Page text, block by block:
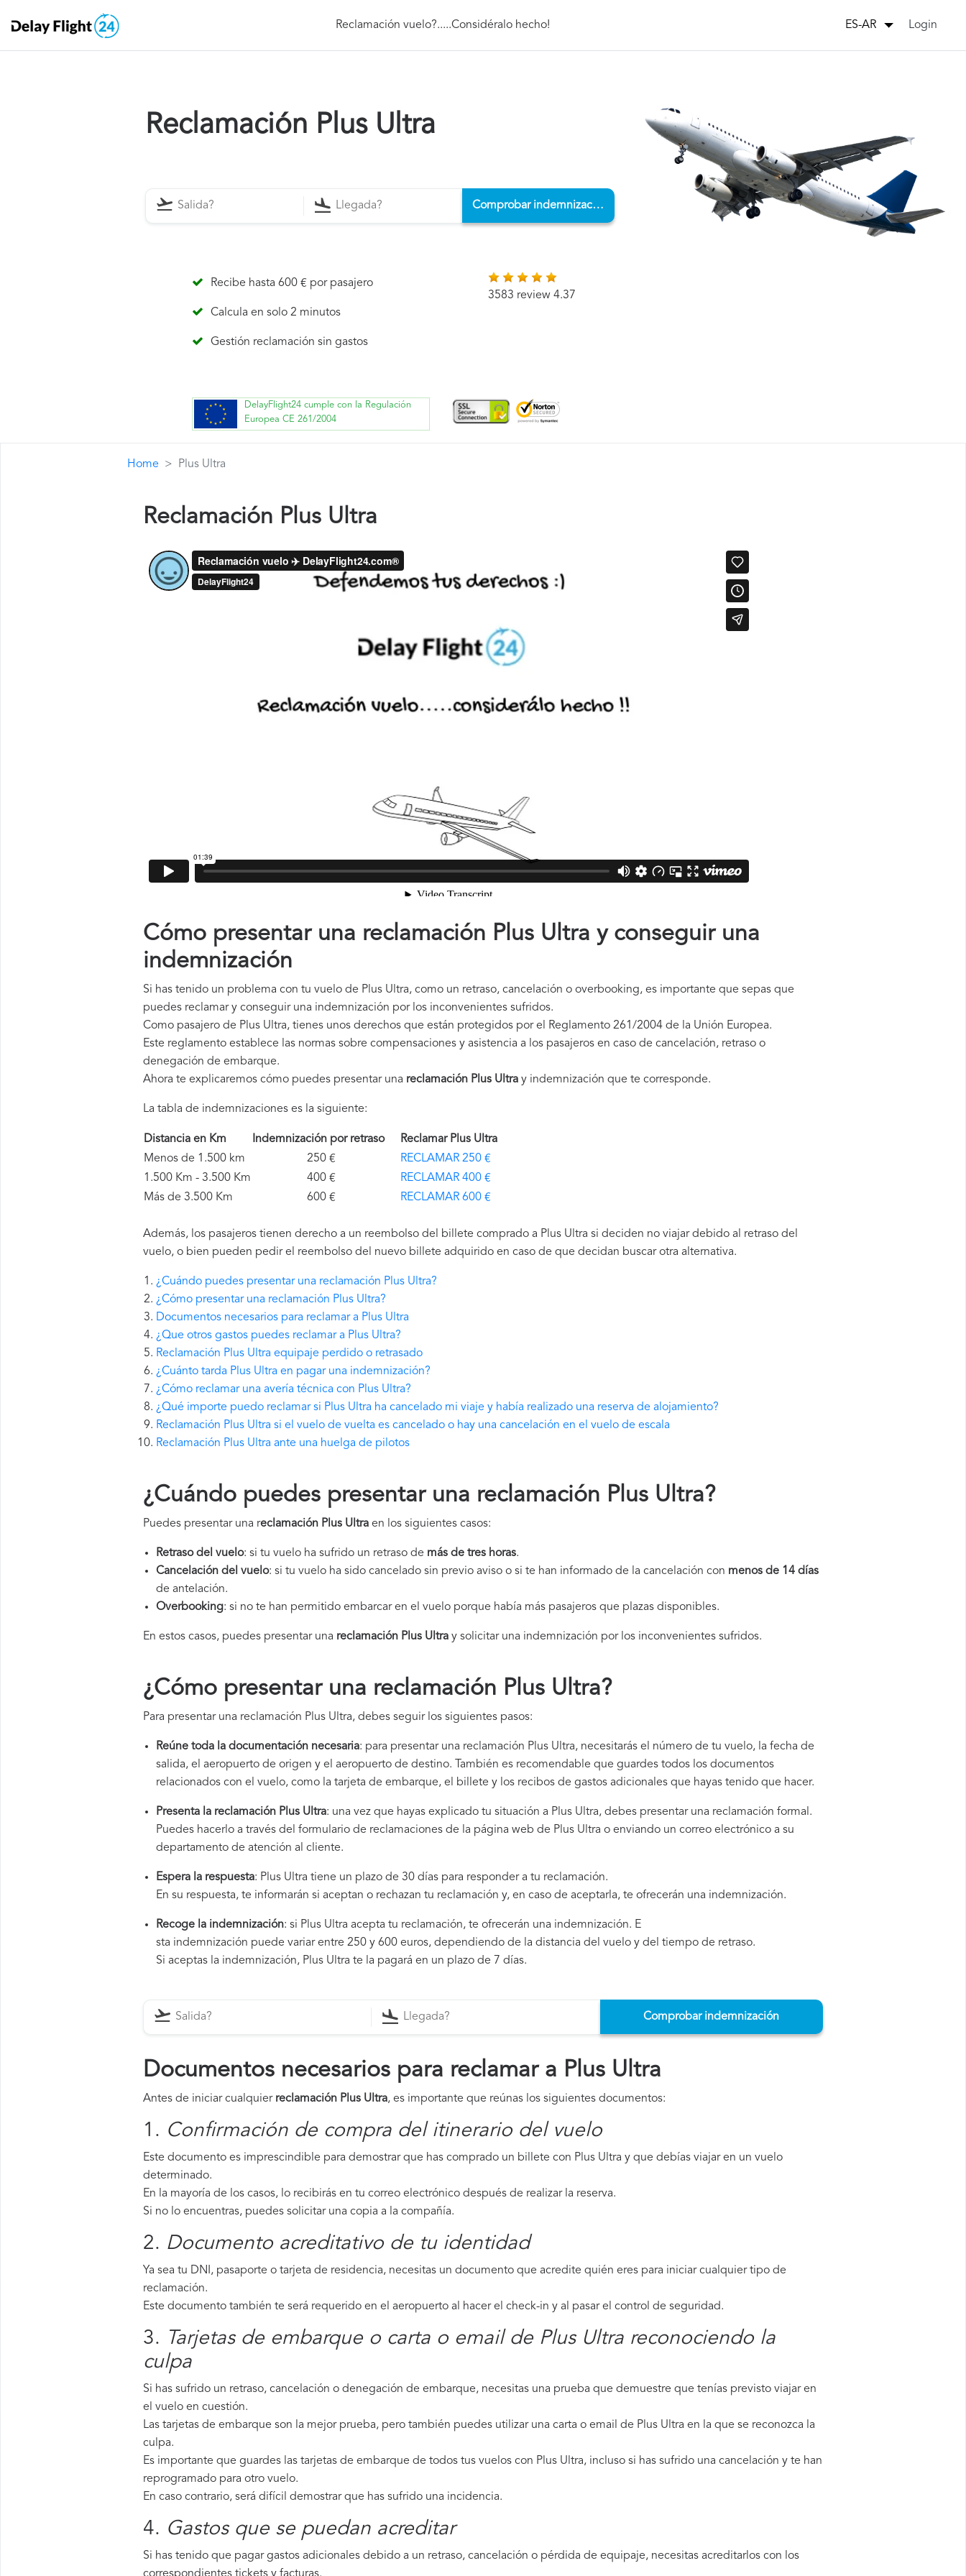
Reclamación vuelo?.....Considéralo hecho! ES-AR Login
Reclamación Plus Ultra
Comprobar indemnización
Recibe hasta 600 € por pasajero
Calcula en solo 2 minutos
Gestión reclamación sin gastos
3583 review 4.37
DelayFlight24 cumple con la Regulación
Europea CE 261/2004
Home Plus Ultra
Reclamación Plus Ultra
Cómo presentar una reclamación Plus Ultra y conseguir una
indemnización
Si has tenido un problema con tu vuelo de Plus Ultra, como un retraso, cancelación o overbooking, es importante que sepas que
puedes reclamar y conseguir una indemnización por los inconvenientes sufridos.
Como pasajero de Plus Ultra, tienes unos derechos que están protegidos por el Reglamento 261/2004 de la Unión Europea.
Este reglamento establece las normas sobre compensaciones y asistencia a los pasajeros en caso de cancelación, retraso o
denegación de embarque.
Ahora te explicaremos cómo puedes presentar una reclamación Plus Ultra y indemnización que te corresponde.
La tabla de indemnizaciones es la siguiente:
Distancia en Km Indemnización por retraso
Reclamar Plus Ultra
Menos de 1.500 km
250 €
RECLAMAR 250 €
1.500 Km - 3.500 Km
400 €
RECLAMAR 400 €
Más de 3.500 Km
600 € RECLAMAR 600 €
Además, los pasajeros tienen derecho a un reembolso del billete comprado a Plus Ultra si deciden no viajar debido al retraso del
vuelo, o bien pueden pedir el reembolso del nuevo billete adquirido en caso de que decidan buscar otra alternativa.
¿Cuándo puedes presentar una reclamación Plus Ultra?
¿Cómo presentar una reclamación Plus Ultra?
Documentos necesarios para reclamar a Plus Ultra
¿Que otros gastos puedes reclamar a Plus Ultra?
Reclamación Plus Ultra equipaje perdido o retrasado
¿Cuánto tarda Plus Ultra en pagar una indemnización?
¿Cómo reclamar una avería técnica con Plus Ultra?
¿Qué importe puedo reclamar si Plus Ultra ha cancelado mi viaje y había realizado una reserva de alojamiento?
Reclamación Plus Ultra si el vuelo de vuelta es cancelado o hay una cancelación en el vuelo de escala
Reclamación Plus Ultra ante una huelga de pilotos
¿Cuándo puedes presentar una reclamación Plus Ultra?
Puedes presentar una reclamación Plus Ultra en los siguientes casos:
Retraso del vuelo: si tu vuelo ha sufrido un retraso de más de tres horas.
Cancelación del vuelo: si tu vuelo ha sido cancelado sin previo aviso o si te han informado de la cancelación con menos de 14 días
de antelación.
Overbooking: si no te han permitido embarcar en el vuelo porque había más pasajeros que plazas disponibles.
En estos casos, puedes presentar una reclamación Plus Ultra​ y solicitar una indemnización por los inconvenientes sufridos.
¿Cómo presentar una reclamación Plus Ultra?
Para presentar una reclamación Plus Ultra, debes seguir los siguientes pasos:
Reúne toda la documentación necesaria: para presentar una reclamación Plus Ultra, necesitarás el número de tu vuelo, la fecha de
salida, el aeropuerto de origen y el aeropuerto de destino. También es recomendable que guardes todos los documentos
relacionados con el vuelo, como la tarjeta de embarque, el billete y los recibos de gastos adicionales que hayas tenido que hacer.
Presenta la reclamación Plus Ultra: una vez que hayas explicado tu situación a Plus Ultra, debes presentar una reclamación formal.
Puedes hacerlo a través del formulario de reclamaciones de la página web de Plus Ultra o enviando un correo electrónico a su
departamento de atención al cliente.
Espera la respuesta: Plus Ultra tiene un plazo de 30 días para responder a tu reclamación.
En su respuesta, te informarán si aceptan o rechazan tu reclamación y, en caso de aceptarla, te ofrecerán una indemnización.
Recoge la indemnización: si Plus Ultra acepta tu reclamación, te ofrecerán una indemnización. E
sta indemnización puede variar entre 250 y 600 euros, dependiendo de la distancia del vuelo y del tiempo de retraso.
Si aceptas la indemnización, Plus Ultra te la pagará en un plazo de 7 días.
Comprobar indemnización
Documentos necesarios para reclamar a Plus Ultra
Antes de iniciar cualquier reclamación Plus Ultra, es importante que reúnas los siguientes documentos:
1. Confirmación de compra del itinerario del vuelo
Este documento es imprescindible para demostrar que has comprado un billete con Plus Ultra y que debías viajar en un vuelo
determinado.
En la mayoría de los casos, lo recibirás en tu correo electrónico después de realizar la reserva.
Si no lo encuentras, puedes solicitar una copia a la compañía.
2. Documento acreditativo de tu identidad
Ya sea tu DNI, pasaporte o tarjeta de residencia, necesitas un documento que acredite quién eres para iniciar cualquier tipo de
reclamación.
Este documento también te será requerido en el aeropuerto al hacer el check-in y al pasar el control de seguridad.
3.
Tarjetas de embarque o carta o email de Plus Ultra reconociendo la
culpa
Si has sufrido un retraso, cancelación o denegación de embarque, necesitas una prueba que demuestre que tenías previsto viajar en
el vuelo en cuestión.
Las tarjetas de embarque son la mejor prueba, pero también puedes utilizar una carta o email de Plus Ultra en la que se reconozca la
culpa.
Es importante que guardes las tarjetas de embarque de todos tus vuelos con Plus Ultra, incluso si has sufrido una cancelación y te han
reprogramado para otro vuelo.
En caso contrario, será difícil demostrar que has sufrido una incidencia.
4. Gastos que se puedan acreditar
Si has tenido que pagar gastos adicionales debido a un retraso, cancelación o pérdida de equipaje, necesitas acreditarlos con los